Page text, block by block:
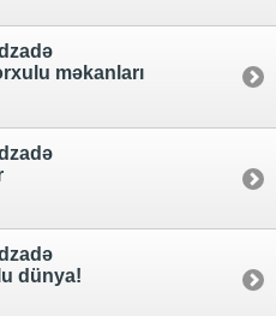
məkanları
dünya!